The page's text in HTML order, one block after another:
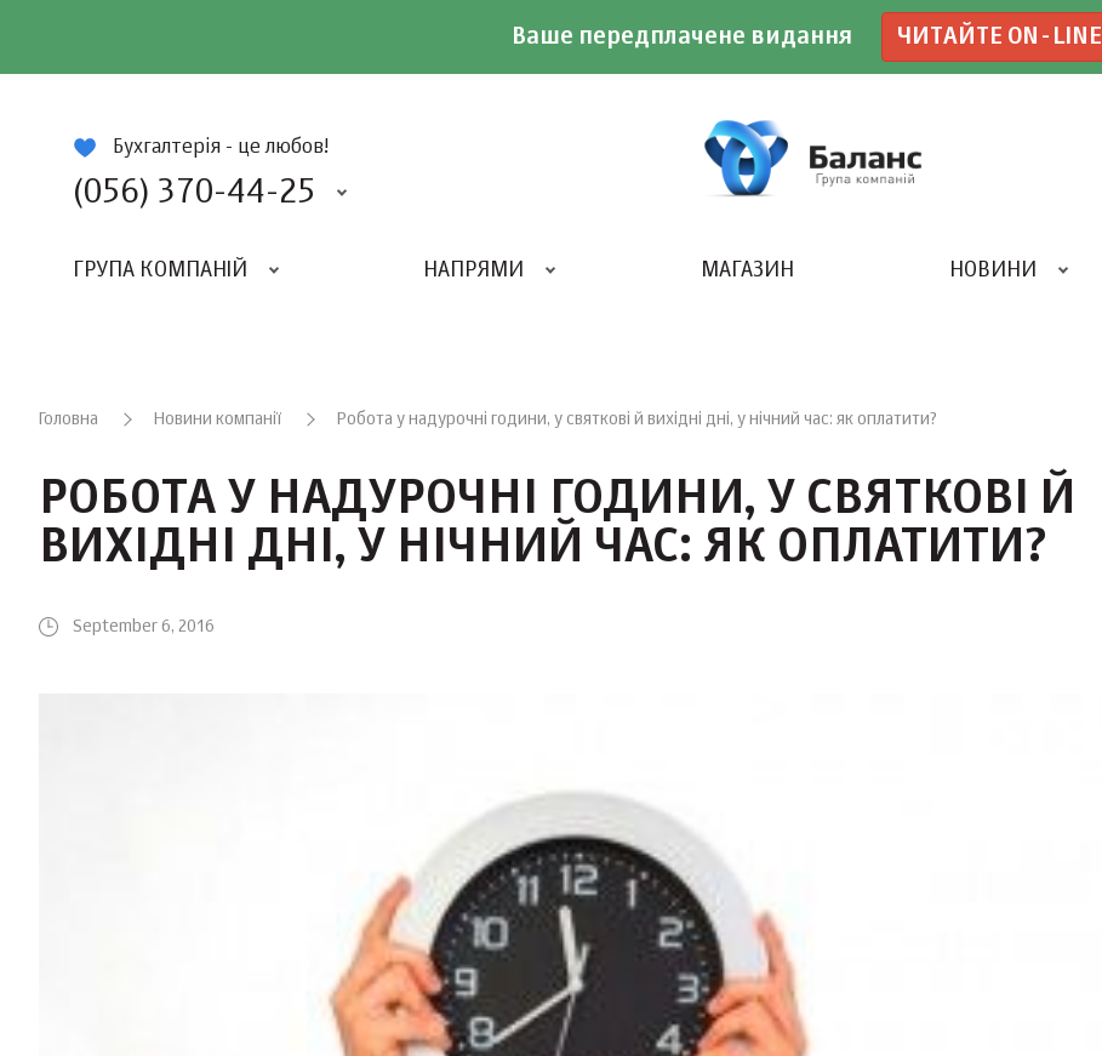
Ваше передплачене видання ЧИТАЙТЕ ON-LINE
Бухгалтерія - це любов!
(056) 370-44-25
ГРУПА КОМПАНІЙ НАПРЯМИ МАГАЗИН НОВИНИ
Головна Новини компанії Робота у надурочні години, у святкові й вихідні дні, у нічний час: як оплатити?
РОБОТА У НАДУРОЧНІ ГОДИНИ, У СВЯТКОВІ Й
ВИХІДНІ ДНІ, У НІЧНИЙ ЧАС: ЯК ОПЛАТИТИ?
September 6, 2016